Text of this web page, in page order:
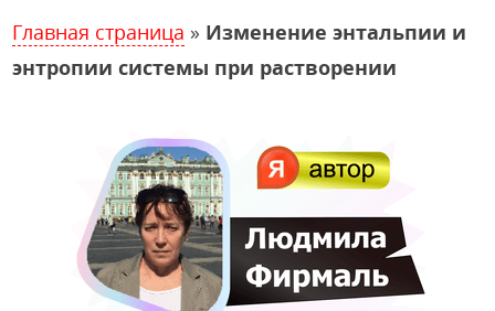
Главная страница » Изменение энтальпии и
энтропии системы при растворении